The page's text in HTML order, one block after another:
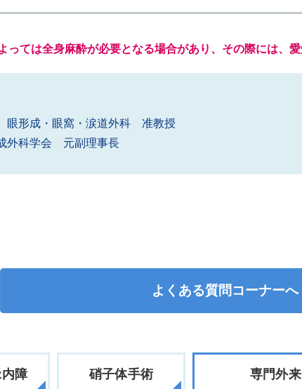
っては全身麻酔が必要となる場合があり、その際には、
眼形成・眼窩・涙道外科 准教授
外科学会 元副理事長
よくある質問コーナーへ
障 硝子体手術 専門外